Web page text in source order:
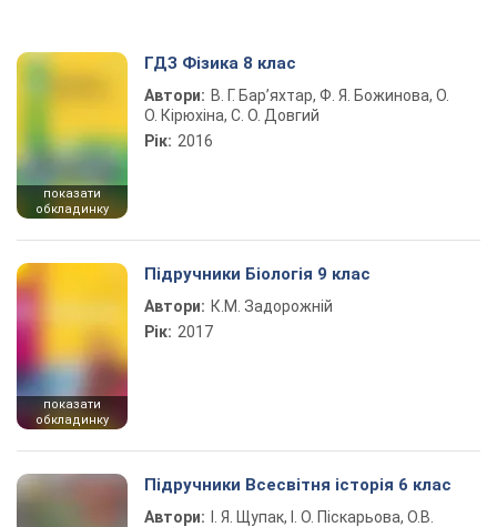
показати
обкладинку
ГДЗ Фізика 8 клас
Автори: В. Г. Бар’яхтар, Ф. Я. Божинова, О.
О. Кірюхіна, С. О. Довгий
Рік: 2016
показати
обкладинку
Підручники Біологія 9 клас
Автори: К.М. Задорожній
Рік: 2017
Підручники Всесвітня історія 6 клас
Автори:
І. Я. Щупак, І. О. Піскарьова, О.В.